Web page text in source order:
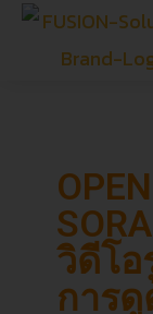
วิดีโ
การดู